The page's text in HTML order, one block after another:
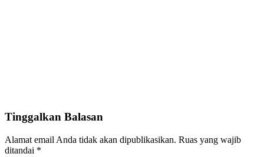
Tinggalkan Balasan
Alamat email Anda tidak akan dipublikasikan. Ruas yang wajib
ditandai *